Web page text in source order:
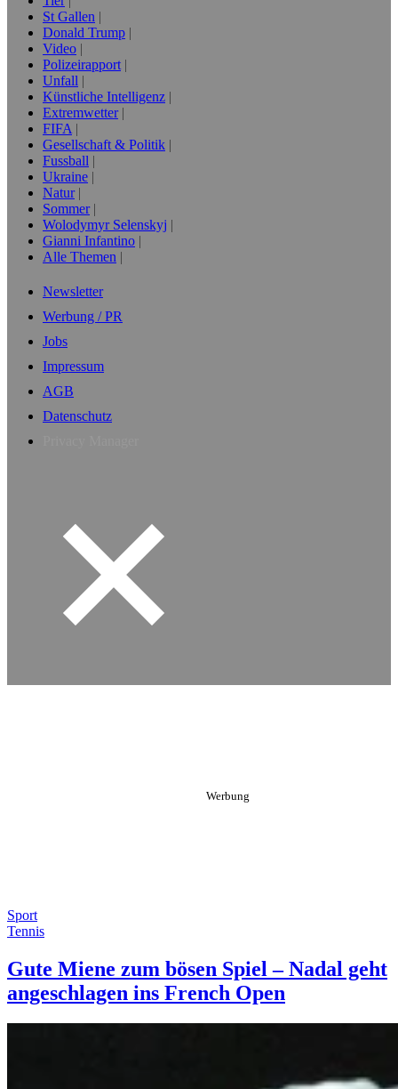
St Gallen
Donald Trump
Video
Polizeirapport
Unfall
Künstliche Intelligenz
Extremwetter
FIFA
Gesellschaft & Politik
Fussball
Ukraine
Natur
Sommer
Wolodymyr Selenskyj
Gianni Infantino
Alle Themen
Newsletter
Werbung / PR
Jobs
Impressum
AGB
Datenschutz
Sport
Tennis
Gute Miene zum bösen Spiel – Nadal geht
angeschlagen ins French Open